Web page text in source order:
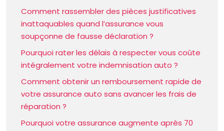
Comment rassembler des pièces justificatives
inattaquables quand l’assurance vous
soupçonne de fausse déclaration ?
Pourquoi rater les délais à respecter vous coûte
intégralement votre indemnisation auto ?
Comment obtenir un remboursement rapide de
votre assurance auto sans avancer les frais de
réparation ?
Pourquoi votre assurance augmente après 70